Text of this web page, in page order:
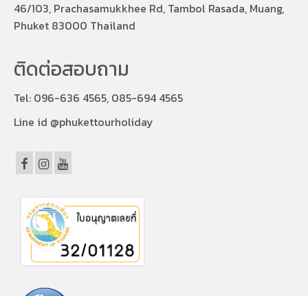
46/103, Prachasamukkhee Rd, Tambol Rasada, Muang,
Phuket 83000 Thailand
ติดต่อสอบถาม
Tel: 096-636 4565, 085-694 4565
Line id @phukettourholiday